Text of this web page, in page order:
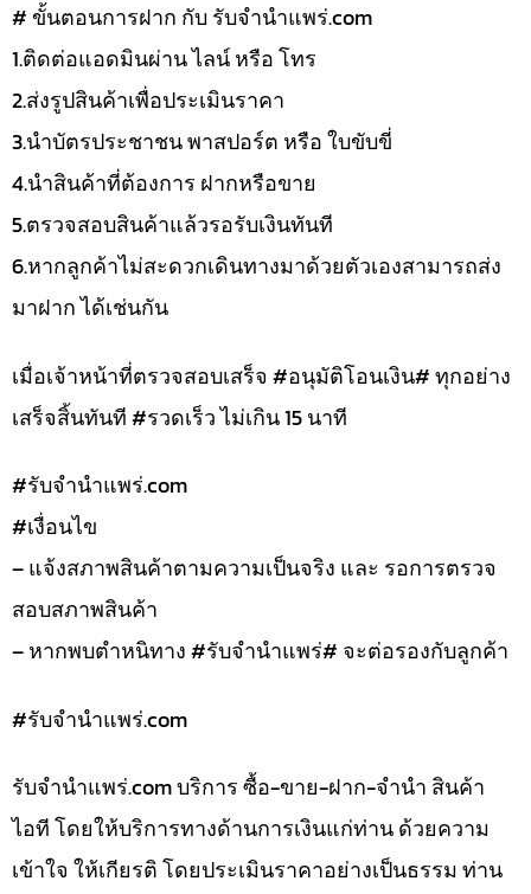
# ขั้นตอนการฝาก กับ รับจำนำแพร่.com
1.ติดต่อแอดมินผ่าน ไลน์ หรือ โทร
2.ส่งรูปสินค้าเพื่อประเมินราคา
3.นำบัตรประชาชน พาสปอร์ต หรือ ใบขับขี่
4.นำสินค้าที่ต้องการ ฝากหรือขาย
5.ตรวจสอบสินค้าแล้วรอรับเงินทันที
6.หากลูกค้าไม่สะดวกเดินทางมาด้วยตัวเองสามารถส่ง
มาฝาก ได้เช่นกัน
เมื่อเจ้าหน้าที่ตรวจสอบเสร็จ #อนุมัติโอนเงิน# ทุกอย่าง
เสร็จสิ้นทันที #รวดเร็ว ไม่เกิน 15 นาที
#รับจํานําแพร่.com
#เงื่อนไข
– แจ้งสภาพสินค้าตามความเป็นจริง และ รอการตรวจ
สอบสภาพสินค้า
– หากพบตำหนิทาง #รับจำนำแพร่# จะต่อรองกับลูกค้า
#รับจํานําแพร่.com
รับจํานําแพร่.com บริการ ซื้อ-ขาย-ฝาก-จำนำ สินค้า
ไอที โดยให้บริการทางด้านการเงินแก่ท่าน ด้วยความ
เข้าใจ ให้เกียรติ โดยประเมินราคาอย่างเป็นธรรม ท่าน